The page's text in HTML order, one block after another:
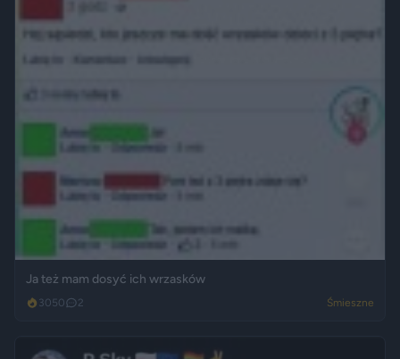
Ja też mam dosyć ich wrzasków
3050 2 Śmieszne